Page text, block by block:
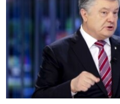
ЫҢГАЙСЫЗ СУРООЛОР
ОНЛАЙН ШЕРИНЕ
ЭЕ/АРнун бардык сайттары